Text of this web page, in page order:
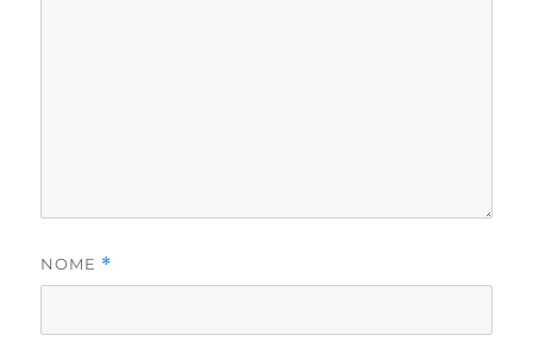
NOME *